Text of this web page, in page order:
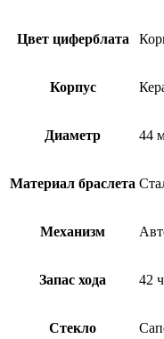
Цвет циферблата
Корпус
Диаметр 44
Материал браслета
Механизм
Запас хода 42
Стекло